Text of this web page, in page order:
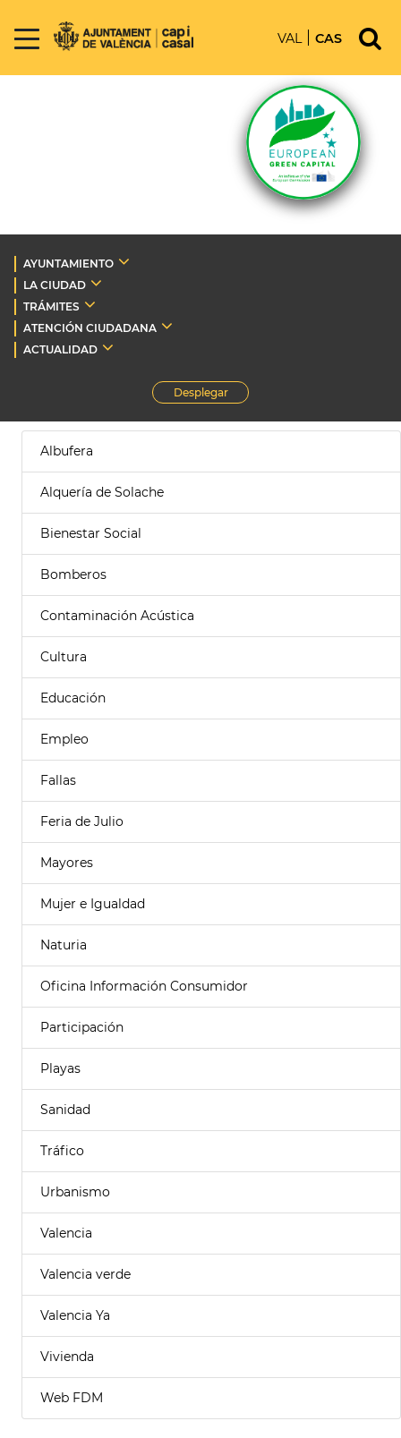
VAL CAS
AYUNTAMIENTO
LA CIUDAD
TRÁMITES
ATENCIÓN CIUDADANA
ACTUALIDAD
Desplegar
Albufera
Alquería de Solache
Bienestar Social
Bomberos
Contaminación Acústica
Cultura
Educación
Empleo
Fallas
Feria de Julio
Mayores
Mujer e Igualdad
Naturia
Oficina Información Consumidor
Participación
Playas
Sanidad
Tráfico
Urbanismo
Valencia
Valencia verde
Valencia Ya
Vivienda
Web FDM